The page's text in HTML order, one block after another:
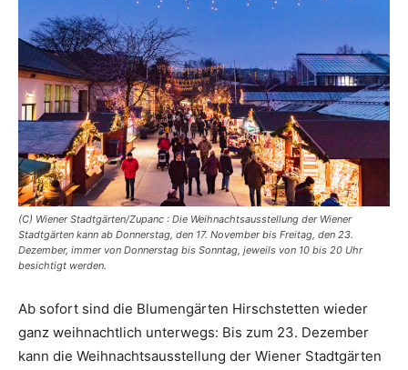
(C) Wiener Stadtgärten/Zupanc : Die Weihnachtsausstellung der Wiener
Stadtgärten kann ab Donnerstag, den 17. November bis Freitag, den 23.
Dezember, immer von Donnerstag bis Sonntag, jeweils von 10 bis 20 Uhr
besichtigt werden.
Ab sofort sind die Blumengärten Hirschstetten wieder
ganz weihnachtlich unterwegs: Bis zum 23. Dezember
kann die Weihnachtsausstellung der Wiener Stadtgärten